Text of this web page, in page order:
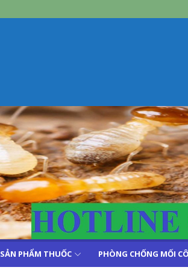
SẢN PHẨM THUỐC PHÒNG CHỐNG MỐI